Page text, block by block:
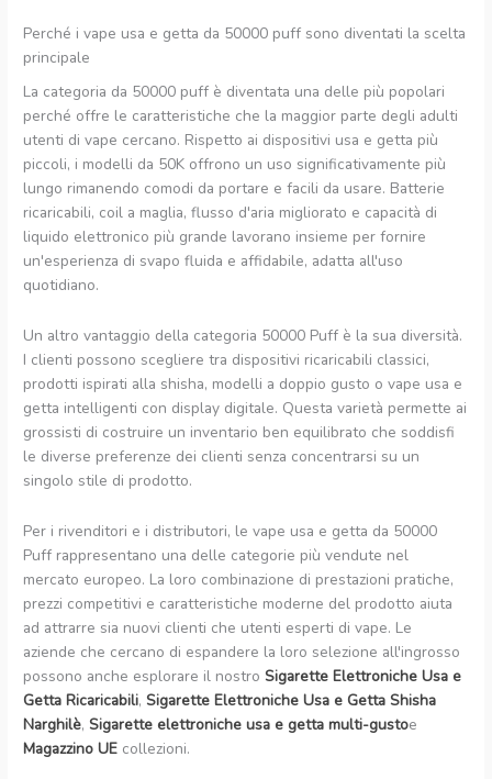
Perché i vape usa e getta da 50000 puff sono diventati la scelta
principale
La categoria da 50000 puff è diventata una delle più popolari
perché offre le caratteristiche che la maggior parte degli adulti
utenti di vape cercano. Rispetto ai dispositivi usa e getta più
piccoli, i modelli da 50K offrono un uso significativamente più
lungo rimanendo comodi da portare e facili da usare. Batterie
ricaricabili, coil a maglia, flusso d'aria migliorato e capacità di
liquido elettronico più grande lavorano insieme per fornire
un'esperienza di svapo fluida e affidabile, adatta all'uso
quotidiano.
Un altro vantaggio della categoria 50000 Puff è la sua diversità.
I clienti possono scegliere tra dispositivi ricaricabili classici,
prodotti ispirati alla shisha, modelli a doppio gusto o vape usa e
getta intelligenti con display digitale. Questa varietà permette ai
grossisti di costruire un inventario ben equilibrato che soddisfi
le diverse preferenze dei clienti senza concentrarsi su un
singolo stile di prodotto.
Per i rivenditori e i distributori, le vape usa e getta da 50000
Puff rappresentano una delle categorie più vendute nel
mercato europeo. La loro combinazione di prestazioni pratiche,
prezzi competitivi e caratteristiche moderne del prodotto aiuta
ad attrarre sia nuovi clienti che utenti esperti di vape. Le
aziende che cercano di espandere la loro selezione all'ingrosso
possono anche esplorare il nostroSigarette Elettroniche Usa e
Getta Ricaricabili,Sigarette Elettroniche Usa e Getta Shisha
Narghilè,Sigarette elettroniche usa e getta multi-gustoe
Magazzino UE collezioni.